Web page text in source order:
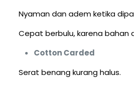
Nyaman dan adem ketika
Cepat berbulu, karena bahan
Cotton Carded
Serat benang kurang halus.